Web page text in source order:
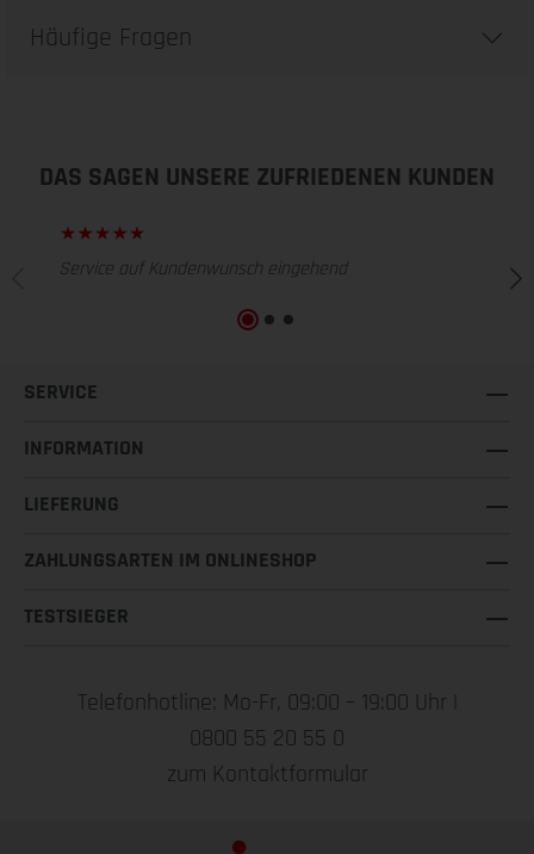
Häufige Fragen
DAS SAGEN UNSERE ZUFRIEDENEN KUNDEN
Service auf Kundenwunsch eingehend
SERVICE
INFORMATION
LIEFERUNG
ZAHLUNGSARTEN IM ONLINESHOP
TESTSIEGER
Telefonhotline: Mo-Fr, 09:00 – 19:00 Uhr |
0800 55 20 55 0
zum Kontaktformular